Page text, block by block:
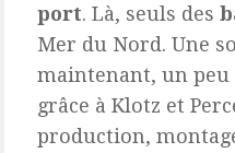
port. Là, seuls des
Mer du Nord. Une
maintenant, un peu
grâce à Klotz et
production,